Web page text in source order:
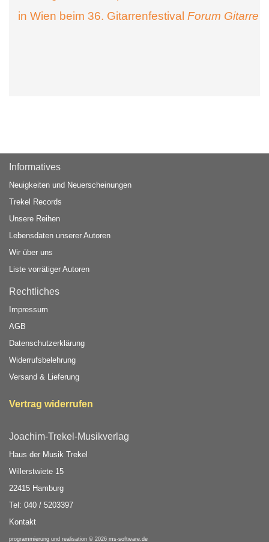
in Wien beim 36. Gitarrenfestival Forum Gitarre
Informatives
Neuigkeiten und Neuerscheinungen
Trekel Records
Unsere Reihen
Lebensdaten unserer Autoren
Wir über uns
Liste vorrätiger Autoren
Rechtliches
Impressum
AGB
Datenschutzerklärung
Widerrufsbelehrung
Versand & Lieferung
Vertrag widerrufen
Joachim-Trekel-Musikverlag
Haus der Musik Trekel
Willerstwiete 15
22415 Hamburg
Tel: 040 / 5203397
Kontakt
programmierung und realisation © 2026 ms-software.de